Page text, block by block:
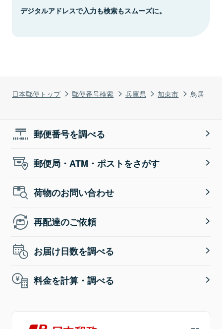
日本郵便トップ 郵便番号検索 兵庫県 加東市 鳥居
デジタルアドレスで入力も検索もスムーズに。
郵便番号を調べる
郵便局・ATM・ポストをさがす
荷物のお問い合わせ
再配達のご依頼
お届け日数を調べる
料金を計算・調べる